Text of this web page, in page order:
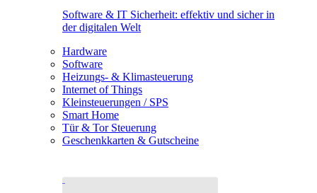
Software & IT Sicherheit: effektiv und sicher in
der digitalen Welt
Hardware
Software
Heizungs- & Klimasteuerung
Internet of Things
Kleinsteuerungen / SPS
Smart Home
Tür & Tor Steuerung
Geschenkkarten & Gutscheine